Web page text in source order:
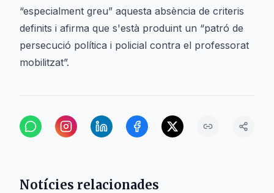
“especialment greu” aquesta absència de criteris
definits i afirma que s'està produint un “patró de
persecució política i policial contra el professorat
mobilitzat”.
Notícies relacionades